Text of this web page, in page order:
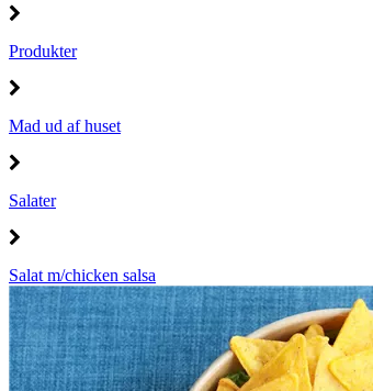
Produkter
Mad ud af huset
Salater
Salat m/chicken salsa